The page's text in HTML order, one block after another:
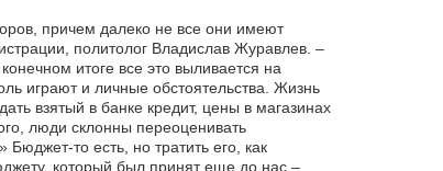
причем далеко не все они имеют
политолог Владислав Журавлев. –
итоге все это выливается на
играют и личные обстоятельства. Жизнь
взятый в банке кредит, цены в магазинах
люди склонны переоценивать
то есть, но тратить его, как
который был принят еще до нас –